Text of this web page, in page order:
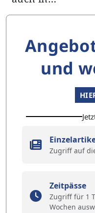
und
Zugriff auf
Zeitpässe
Zugriff für 1
Wochen